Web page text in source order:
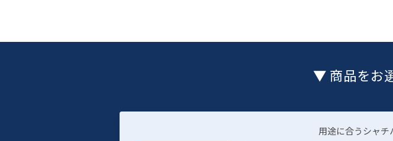
▼ 商品をお
用途に合うシャチ